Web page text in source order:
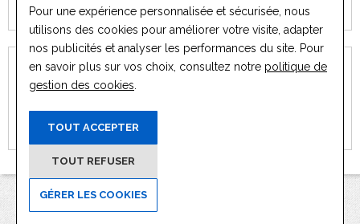
Pour une expérience personnalisée et sécurisée, nous
utilisons des cookies pour améliorer votre visite, adapter
nos publicités et analyser les performances du site. Pour
en savoir plus sur vos choix, consultez notre politique de
gestion des cookies
TOUT ACCEPTER
TOUT REFUSER
GÉRER LES COOKIES
MON COMPTE MES ADRESSES
MES CARTES BANCAIRES